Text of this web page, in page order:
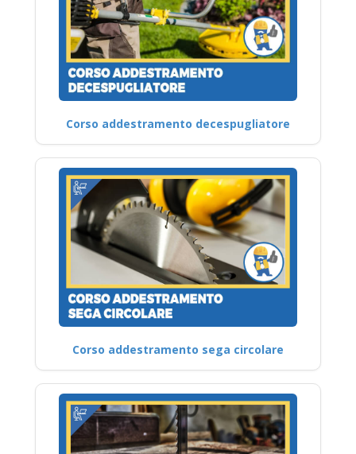
Corso addestramento decespugliatore
Corso addestramento sega circolare